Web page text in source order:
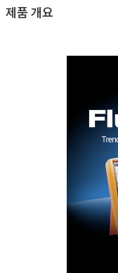
제품 개요